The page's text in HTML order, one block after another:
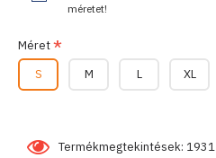
méretet!
Termékmegtekintések: 1931
Méret
S
M L XL